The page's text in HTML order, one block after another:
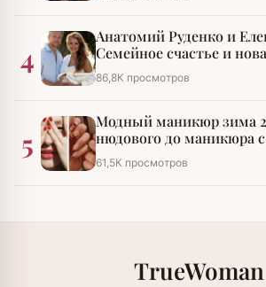
4
Анатомий Руденко и
Семейное счастье и
86,8К просмотров
5
Модный маникюр зима
нюдового до маникюра
стразами
61,5К просмотров
TrueWoman